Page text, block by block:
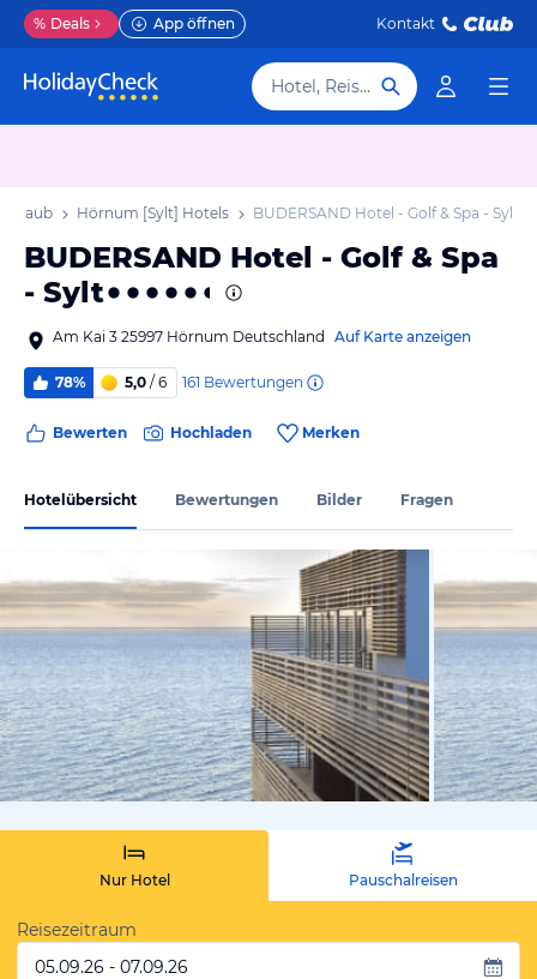
% Deals App öffnen Kontakt
Hotel, Reiseziel
Urlaub Hörnum [Sylt] Hotels BUDERSAND Hotel - Golf & Spa - Sylt
BUDERSAND Hotel - Golf & Spa
- Sylt
Am Kai 3 25997 Hörnum Deutschland Auf Karte anzeigen
78% 5,0 / 6 161 Bewertungen
Bewerten Hochladen Merken
Hotelübersicht Bewertungen Bilder Fragen
vom
Nur Hotel Pauschalreisen
Reisezeitraum
05.09.26 - 07.09.26